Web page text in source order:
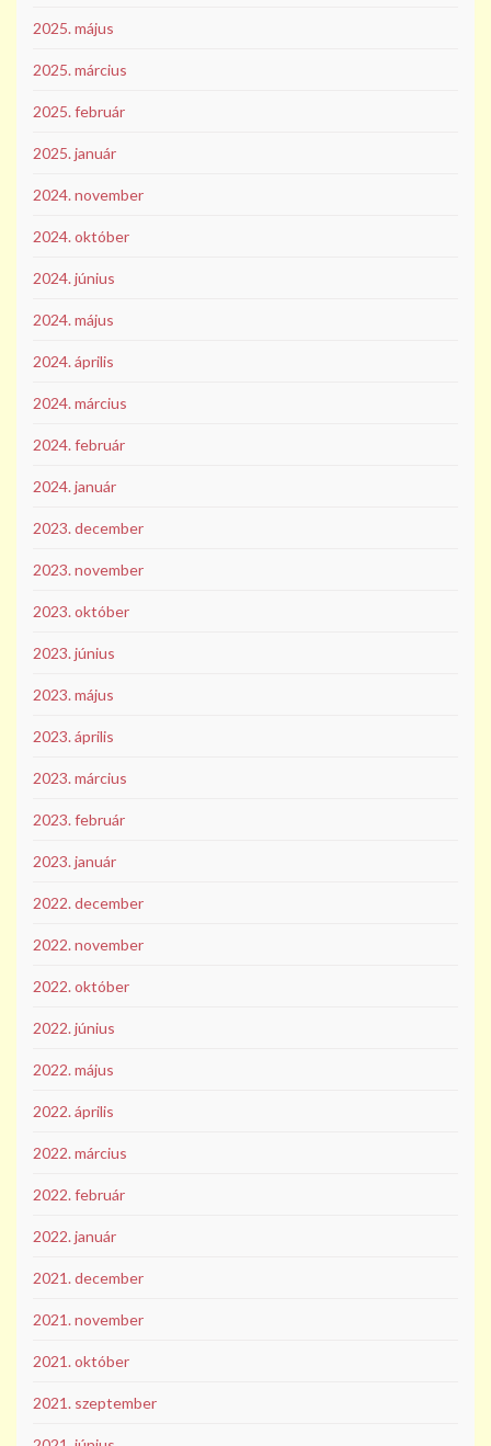
2025. május
2025. március
2025. február
2025. január
2024. november
2024. október
2024. június
2024. május
2024. április
2024. március
2024. február
2024. január
2023. december
2023. november
2023. október
2023. június
2023. május
2023. április
2023. március
2023. február
2023. január
2022. december
2022. november
2022. október
2022. június
2022. május
2022. április
2022. március
2022. február
2022. január
2021. december
2021. november
2021. október
2021. szeptember